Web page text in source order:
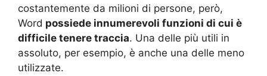
costantemente da milioni di persone, però,
Word possiede innumerevoli funzioni di cui è
difficile tenere traccia. Una delle più utili in
assoluto, per esempio, è anche una delle meno
utilizzate.